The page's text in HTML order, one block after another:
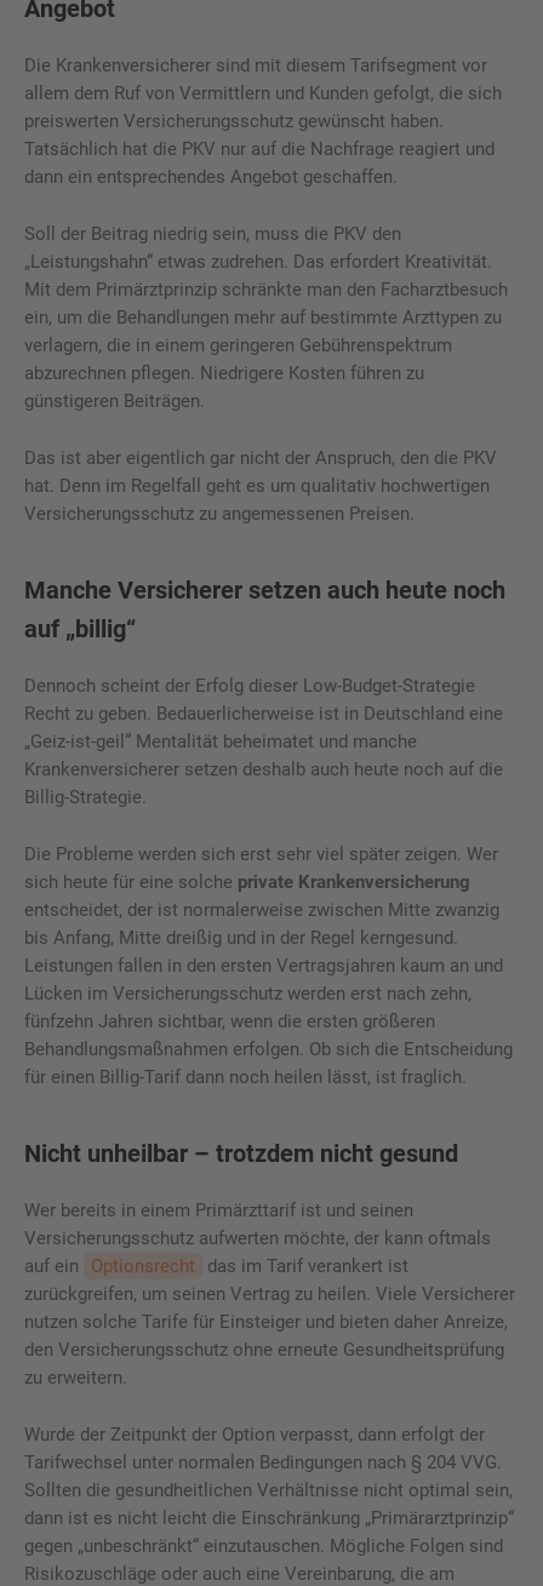
Angebot
Die Krankenversicherer sind mit diesem Tarifsegment vor
allem dem Ruf von Vermittlern und Kunden gefolgt, die sich
preiswerten Versicherungsschutz gewünscht haben.
Tatsächlich hat die PKV nur auf die Nachfrage reagiert und
dann ein entsprechendes Angebot geschaffen.
Soll der Beitrag niedrig sein, muss die PKV den
„Leistungshahn“ etwas zudrehen. Das erfordert Kreativität.
Mit dem Primärztprinzip schränkte man den Facharztbesuch
ein, um die Behandlungen mehr auf bestimmte Arzttypen zu
verlagern, die in einem geringeren Gebührenspektrum
abzurechnen pflegen. Niedrigere Kosten führen zu
günstigeren Beiträgen.
Das ist aber eigentlich gar nicht der Anspruch, den die PKV
hat. Denn im Regelfall geht es um qualitativ hochwertigen
Versicherungsschutz zu angemessenen Preisen.
Manche Versicherer setzen auch heute noch
auf „billig“
Dennoch scheint der Erfolg dieser Low-Budget-Strategie
Recht zu geben. Bedauerlicherweise ist in Deutschland eine
„Geiz-ist-geil“ Mentalität beheimatet und manche
Krankenversicherer setzen deshalb auch heute noch auf die
Billig-Strategie.
Die Probleme werden sich erst sehr viel später zeigen. Wer
sich heute für eine solche private Krankenversicherung
entscheidet, der ist normalerweise zwischen Mitte zwanzig
bis Anfang, Mitte dreißig und in der Regel kerngesund.
Leistungen fallen in den ersten Vertragsjahren kaum an und
Lücken im Versicherungsschutz werden erst nach zehn,
fünfzehn Jahren sichtbar, wenn die ersten größeren
Behandlungsmaßnahmen erfolgen. Ob sich die Entscheidung
für einen Billig-Tarif dann noch heilen lässt, ist fraglich.
Nicht unheilbar – trotzdem nicht gesund
Wer bereits in einem Primärzttarif ist und seinen
Versicherungsschutz aufwerten möchte, der kann oftmals
auf ein
Optionsrecht
das im Tarif verankert ist
zurückgreifen, um seinen Vertrag zu heilen. Viele Versicherer
nutzen solche Tarife für Einsteiger und bieten daher Anreize,
den Versicherungsschutz ohne erneute Gesundheitsprüfung
zu erweitern.
Wurde der Zeitpunkt der Option verpasst, dann erfolgt der
Tarifwechsel unter normalen Bedingungen nach § 204 VVG.
Sollten die gesundheitlichen Verhältnisse nicht optimal sein,
dann ist es nicht leicht die Einschränkung „Primärarztprinzip“
gegen „unbeschränkt“ einzutauschen. Mögliche Folgen sind
Risikozuschläge oder auch eine Vereinbarung, die am